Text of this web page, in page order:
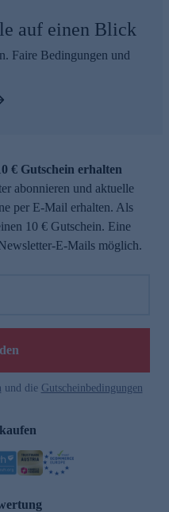
auf einen Blick
Faire Bedingungen und
€ Gutschein erhalten
abonnieren und aktuelle
per E-Mail erhalten. Als
10 € Gutschein. Eine
E-Mails möglich.
und die Gutscheinbedingungen